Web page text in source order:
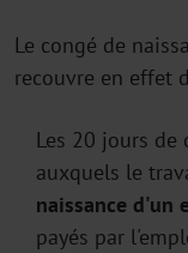
Le congé de
recouvre en effet
Les 20 jours
auxquels le
naissance d'un
payés par